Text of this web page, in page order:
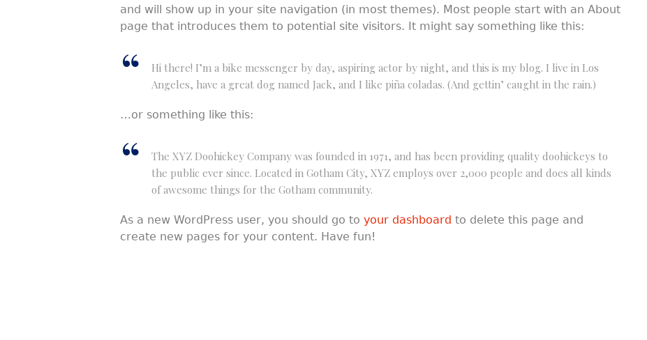
and will show up in your site navigation (in most themes). Most people start with an About
page that introduces them to potential site visitors. It might say something like this:
Hi there! I’m a bike messenger by day, aspiring actor by night, and this is my blog. I live in Los
Angeles, have a great dog named Jack, and I like piña coladas. (And gettin’ caught in the rain.)
…or something like this:
The XYZ Doohickey Company was founded in 1971, and has been providing quality doohickeys to
the public ever since. Located in Gotham City, XYZ employs over 2,000 people and does all kinds
of awesome things for the Gotham community.
As a new WordPress user, you should go to your dashboard to delete this page and
create new pages for your content. Have fun!